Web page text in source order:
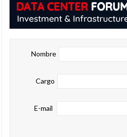
Nombre
Cargo
E-mail